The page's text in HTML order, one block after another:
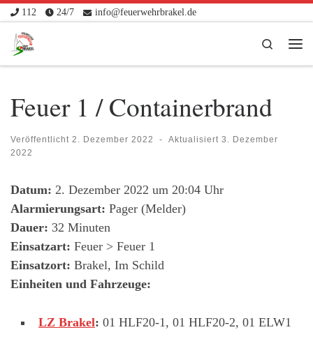
Zum Inhalt springen
112 24/7 info@feuerwehrbrakel.de
Search
Feuer 1 / Containerbrand
Veröffentlicht 2. Dezember 2022 - Aktualisiert 3. Dezember
2022
Datum: 2. Dezember 2022 um 20:04 Uhr
Alarmierungsart: Pager (Melder)
Dauer: 32 Minuten
Einsatzart: Feuer > Feuer 1
Einsatzort: Brakel, Im Schild
Einheiten und Fahrzeuge:
LZ Brakel: 01 HLF20-1, 01 HLF20-2, 01 ELW1